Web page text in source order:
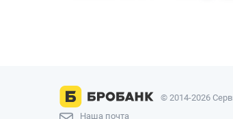
© 2014-2026
Наша почта